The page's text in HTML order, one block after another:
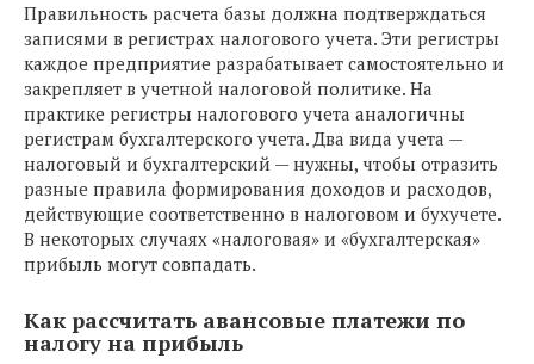
Правильность расчета базы должна подтверждаться
записями в регистрах налогового учета. Эти регистры
каждое предприятие разрабатывает самостоятельно и
закрепляет в учетной налоговой политике. На
практике регистры налогового учета аналогичны
регистрам бухгалтерского учета. Два вида учета —
налоговый и бухгалтерский — нужны, чтобы отразить
разные правила формирования доходов и расходов,
действующие соответственно в налоговом и бухучете.
В некоторых случаях «налоговая» и «бухгалтерская»
прибыль могут совпадать.
Как рассчитать авансовые платежи по
налогу на прибыль